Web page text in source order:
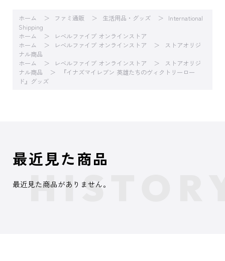
ホーム ファミ通販 生活用品・グッズ
International
Shipping
ホーム
レベルファイブ オンラインストア
ホーム
レベルファイブ オンラインストア
ストアオリジ
ナル商品
ホーム
レベルファイブ オンラインストア
ストアオリジ
ナル商品
『イナズマイレブン 英雄たちのヴィクトリーロー
ド』グッズ
最近見た商品
最近見た商品がありません。